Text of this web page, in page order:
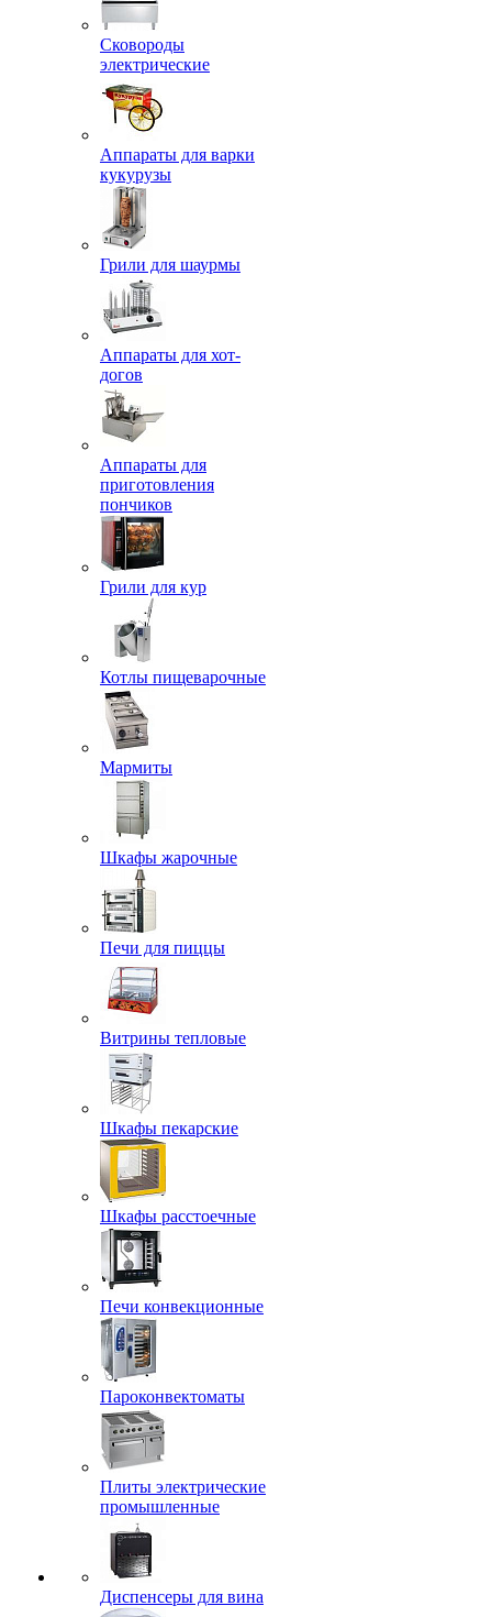
Сковороды
электрические
Аппараты для варки
кукурузы
Грили для шаурмы
Аппараты для хот-
догов
Аппараты для
приготовления
пончиков
Грили для кур
Котлы пищеварочные
Мармиты
Шкафы жарочные
Печи для пиццы
Витрины тепловые
Шкафы пекарские
Шкафы расстоечные
Печи конвекционные
Пароконвектоматы
Плиты электрические
промышленные
Диспенсеры для вина